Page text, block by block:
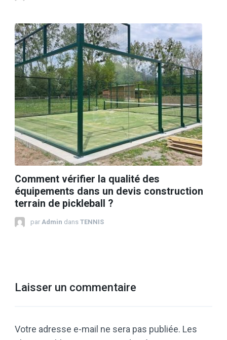
Comment vérifier la qualité des
équipements dans un devis construction
terrain de pickleball ?
par Admin dans TENNIS
Laisser un commentaire
Votre adresse e-mail ne sera pas publiée. Les